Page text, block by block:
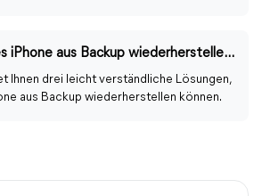
Wie kann ich neues iPhone aus Backup wiederherstellen?
Ihnen drei leicht verständliche Lösungen,
aus Backup wiederherstellen können.